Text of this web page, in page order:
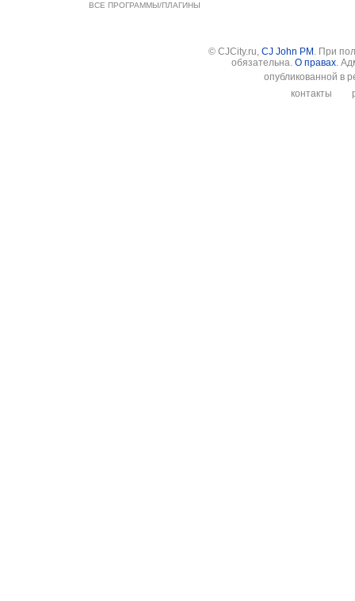
ВСЕ ПРОГРАММЫ/ПЛАГИНЫ
© CJCity.ru, CJ John PM . При
обязательна. О правах.
опубликованной в
контакты